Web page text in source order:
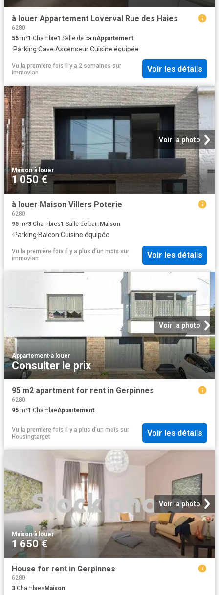
à louer Appartement Loverval Rue des Haies
6280
55 m²1 Chambre1 Salle de bainAppartement
·Parking·Cave·Ascenseur·Cuisine équipée
Vu la première fois il y a 2 semaines sur
immovlan
Voir les détails
Voir la photo
Maison·à louer
1 050 €
à louer Maison Villers Poterie
6280
95 m²3 Chambres1 Salle de bain Maison
·Parking·Balcon·Cuisine équipée
Vu la première fois il y a plus d'un mois sur
immovlan
Voir les détails
Voir la photo
Appartement·à louer
Consulter le prix
95 m2 apartment for rent in Gerpinnes
6280
95 m²1 ChambreAppartement
Vu la première fois il y a plus d'un mois sur
Housingtarget
Voir les détails
Voir la photo
Maison·à louer
1 650 €
House for rent in Gerpinnes
6280
3 Chambres Maison